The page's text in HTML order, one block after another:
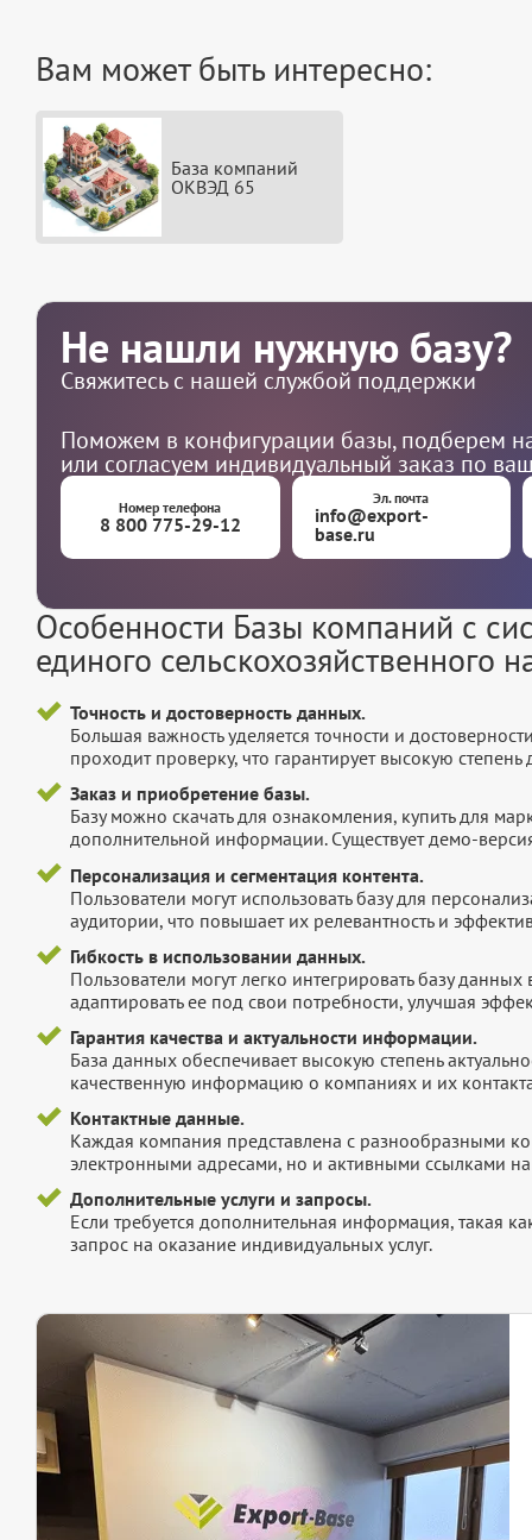
Вам может быть интересно:
База компаний
ОКВЭД 65
Не нашли нужную базу?
Свяжитесь с нашей службой поддержки
Поможем в конфигурации базы, подберем
или согласуем индивидуальный заказ по
Номер телефона
8 800 775-29-12
Эл. почта
info@export-
base.ru
Особенности Базы компаний с
единого сельскохозяйственного
Точность и достоверность данных.
Большая важность уделяется точности и
проходит проверку, что гарантирует высокую
Заказ и приобретение базы.
Базу можно скачать для ознакомления, купить для
дополнительной информации. Существует демо-
Персонализация и сегментация контента.
Пользователи могут использовать базу для
аудитории, что повышает их релевантность и
Гибкость в использовании данных.
Пользователи могут легко интегрировать базу
адаптировать ее под свои потребности, улучшая
Гарантия качества и актуальности информации.
База данных обеспечивает высокую степень
качественную информацию о компаниях и их
Контактные данные.
Каждая компания представлена с разнообразными
электронными адресами, но и активными ссылками
Дополнительные услуги и запросы.
Если требуется дополнительная информация, такая
запрос на оказание индивидуальных услуг.